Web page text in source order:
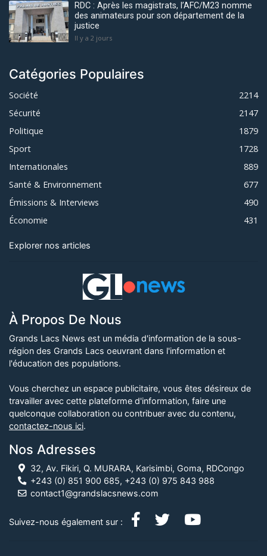
RDC : Après les magistrats, l’AFC/M23 nomme
des animateurs pour son département de la
justice
Il y a 2 jours
Catégories Populaires
Société
2214
Sécurité
2147
Politique
1879
Sport
1728
Internationales
889
Santé & Environnement
677
Émissions & Interviews
490
Économie
431
Explorer nos articles
À Propos De Nous
Grands Lacs News est un média d'information de la sous-
région des Grands Lacs oeuvrant dans l'information et
l'éducation des populations.
Vous cherchez un espace publicitaire, vous êtes désireux de
travailler avec cette plateforme d'information, faire une
quelconque collaboration ou contribuer avec du contenu,
contactez-nous ici.
Nos Adresses
32, Av. Fikiri, Q. MURARA, Karisimbi, Goma, RDCongo
+243 (0) 851 900 685, +243 (0) 975 843 988
contact1@grandslacsnews.com
Suivez-nous également sur :